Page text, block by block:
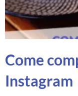
Come
Instagram